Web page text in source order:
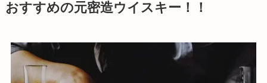
おすすめの元密造ウイスキー！！